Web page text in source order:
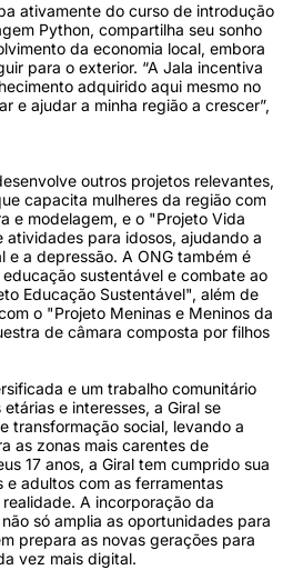
ativamente do curso de introdução
Python, compartilha seu sonho
da economia local, embora
para o exterior. “A Jala incentiva
adquirido aqui mesmo no
e ajudar a minha região a crescer”,
outros projetos relevantes,
capacita mulheres da região com
e modelagem, e o "Projeto Vida
atividades para idosos, ajudando a
e a depressão. A ONG também é
sustentável e combate ao
Educação Sustentável", além de
o "Projeto Meninas e Meninos da
de câmara composta por filhos
e um trabalho comunitário
e interesses, a Giral se
transformação social, levando a
as zonas mais carentes de
17 anos, a Giral tem cumprido sua
e adultos com as ferramentas
A incorporação da
só amplia as oportunidades para
prepara as novas gerações para
vez mais digital.